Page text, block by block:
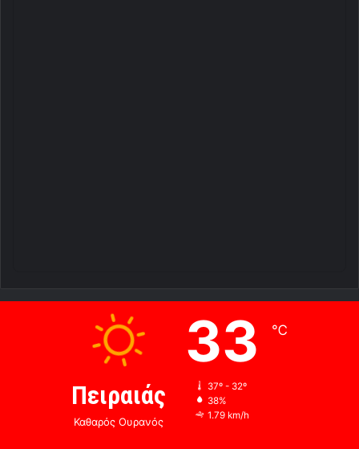
Πειραιάς
Καθαρός Ουρανός
33 ℃
37º - 32º
38%
1.79 km/h